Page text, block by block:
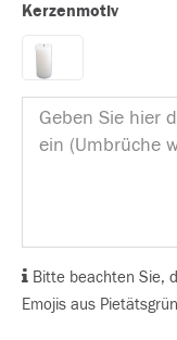
Kerzenmotiv
Bitte beachten Sie,
Emojis aus